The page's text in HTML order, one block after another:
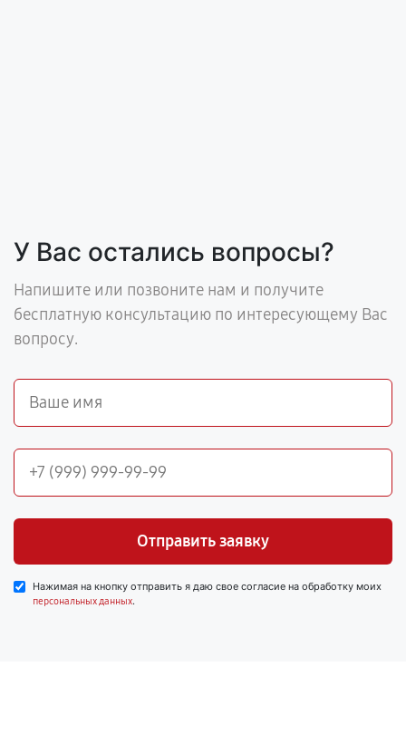
У Вас остались вопросы?
Напишите или позвоните нам и получите
бесплатную консультацию по интересующему Вас
вопросу.
Отправить заявку
Нажимая на кнопку отправить я даю свое согласие на обработку моих
персональных данных.